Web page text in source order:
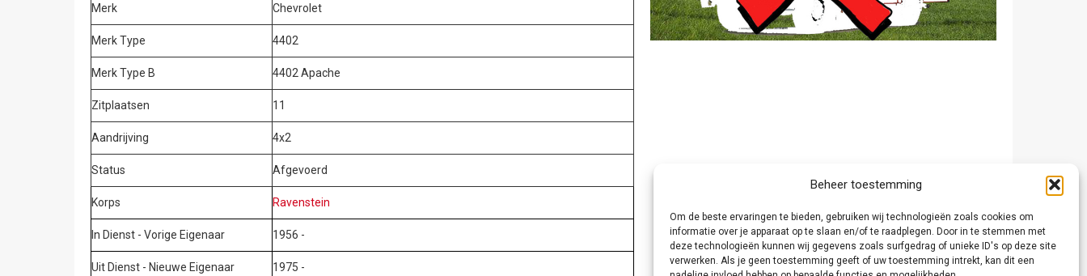
Beheer toestemming
Om de beste ervaringen te bieden, gebruiken wij technologieën zoals cookies om
informatie over je apparaat op te slaan en/of te raadplegen. Door in te stemmen met
deze technologieën kunnen wij gegevens zoals surfgedrag of unieke ID's op deze site
verwerken. Als je geen toestemming geeft of uw toestemming intrekt, kan dit een
Merk Chevrolet
Merk Type 4402
Merk Type B 4402 Apache
Zitplaatsen 11
Aandrijving 4x2
Status Afgevoerd
Korps Ravenstein
In Dienst - Vorige Eigenaar 1956 -
Uit Dienst - Nieuwe Eigenaar 1975 -